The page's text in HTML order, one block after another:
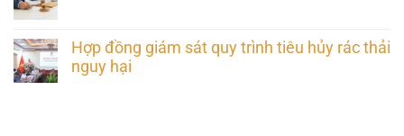
Hợp đồng giám sát quy trình tiêu hủy rác thải
nguy hại